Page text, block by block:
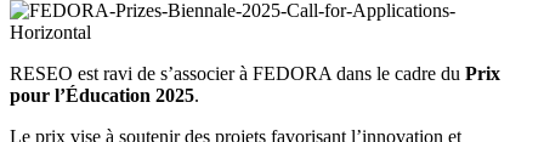
RESEO est ravi de s’associer à FEDORA dans le cadre du Prix
pour l’Éducation 2025.
Le prix vise à soutenir des projets favorisant l’innovation et